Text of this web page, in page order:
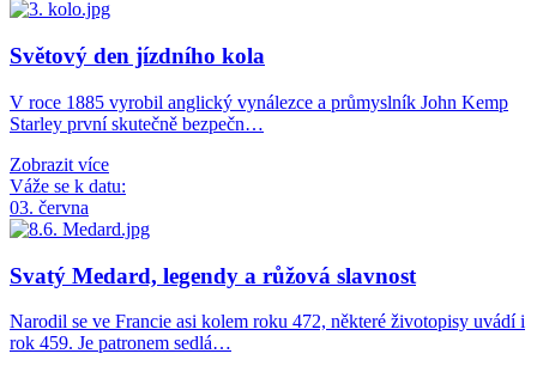
Světový den jízdního kola
V roce 1885 vyrobil anglický vynálezce a průmyslník John Kemp
Starley první skutečně bezpečn…
Zobrazit více
Váže se k datu:
03. června
Svatý Medard, legendy a růžová slavnost
Narodil se ve Francie asi kolem roku 472, některé životopisy uvádí i
rok 459. Je patronem sedlá…